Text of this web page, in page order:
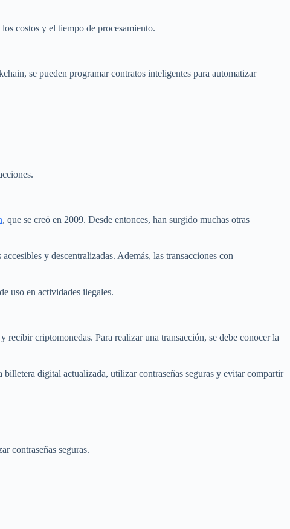
costos y el tiempo de procesamiento.
se pueden programar contratos inteligentes para automatizar
, que se creó en 2009. Desde entonces, han surgido muchas otras
y descentralizadas. Además, las transacciones con
uso en actividades ilegales.
criptomonedas. Para realizar una transacción, se debe conocer la
digital actualizada, utilizar contraseñas seguras y evitar compartir
contraseñas seguras.